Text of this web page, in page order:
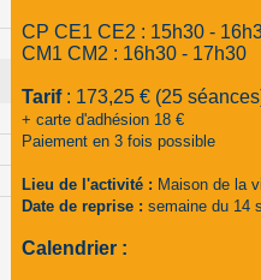
CP CE1 CE2 : 15h30 -
CM1 CM2 : 16h30 - 17h30
Tarif: 173,25 € (25
+ carte d'adhésion 18 €
Paiement en 3 fois possible
Lieu de l'activité : Maison de la
Date de reprise : semaine du 14
Calendrier :